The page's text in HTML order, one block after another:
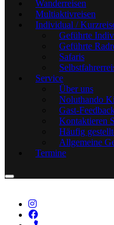
Wanderreisen
Multiaktivreisen
Individual /
Geführte
Geführte
Safaris
Service
Über uns
Noluthando
Gast-
Kontaktieren
Häufig
Allgemeine
Termine